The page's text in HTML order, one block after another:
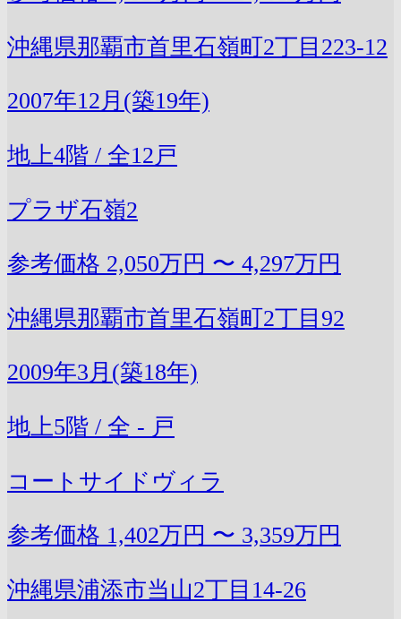
沖縄県那覇市首里石嶺町2丁目223-12
2007年12月(築19年)
地上4階 / 全12戸
プラザ石嶺2
参考価格 2,050万円 〜 4,297万円
沖縄県那覇市首里石嶺町2丁目92
2009年3月(築18年)
地上5階 / 全 - 戸
コートサイドヴィラ
参考価格 1,402万円 〜 3,359万円
沖縄県浦添市当山2丁目14-26